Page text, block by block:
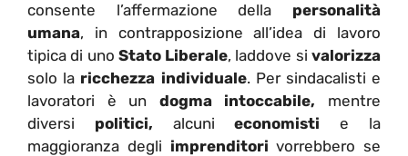
consente l’affermazione della personalità
umana, in contrapposizione all’idea di lavoro
tipica di uno Stato Liberale, laddove sivalorizza
solo la ricchezza individuale. Per sindacalisti e
lavoratori è un dogma intoccabile, mentre
diversi politici, alcunieconomistie la
maggioranza degli imprenditorivorrebbero se